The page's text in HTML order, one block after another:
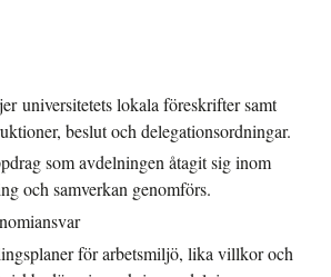
universitetets lokala föreskrifter samt
beslut och delegationsordningar.
som avdelningen åtagit sig inom
och samverkan genomförs.
för arbetsmiljö, lika villkor och